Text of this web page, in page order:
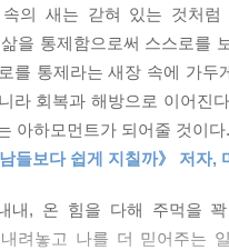
동들은 반드시 분노라는 명
락되지 않는 기분이었다.
공의 동력이 되어 나를 성취
통제가 겉으로 드러나는 10
지 않으면 자신이 가치 없다
과하는 타인 우선형(3장)과,
을 마주하는 것 자체가 힘
이 치밀어 올라야만 비로소
의 새는 갇혀 있는 것처
을 통제함으로써 스스로를
를 통제라는 새장 속에 가
라 회복과 해방으로 이어진
아하모먼트가 되어줄 것이다.
들보다 쉽게 지칠까》 저자,
내, 온 힘을 다해 주먹을
려놓고 나를 더 믿어주는